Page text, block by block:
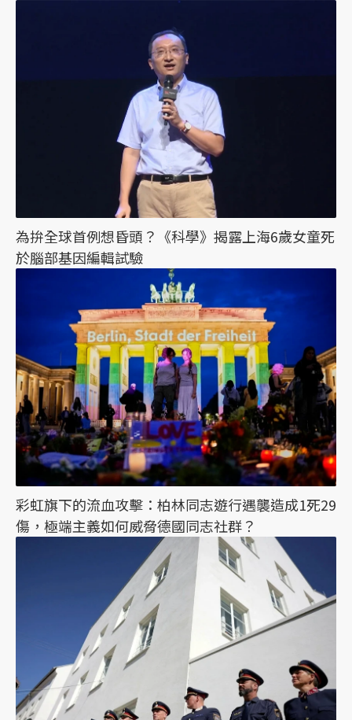
為拚全球首例想昏頭？《科學》揭露上海6歲女童死
於腦部基因編輯試驗
彩虹旗下的流血攻擊：柏林同志遊行遇襲造成1死29
傷，極端主義如何威脅德國同志社群？